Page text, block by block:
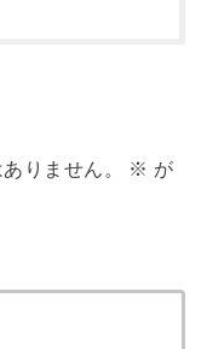
りません。 ※ が